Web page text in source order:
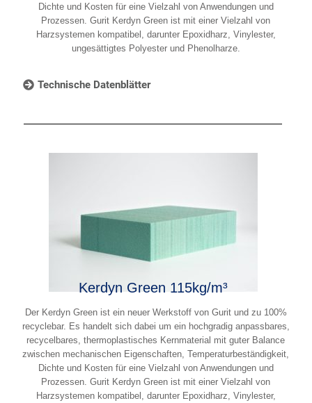
Dichte und Kosten für eine Vielzahl von Anwendungen und
Prozessen. Gurit Kerdyn Green ist mit einer Vielzahl von
Harzsystemen kompatibel, darunter Epoxidharz, Vinylester,
ungesättigtes Polyester und Phenolharze.
Technische Datenblätter
Kerdyn Green 115kg/m³
Der Kerdyn Green ist ein neuer Werkstoff von Gurit und zu 100%
recyclebar. Es handelt sich dabei um ein hochgradig anpassbares,
recycelbares, thermoplastisches Kernmaterial mit guter Balance
zwischen mechanischen Eigenschaften, Temperaturbeständigkeit,
Dichte und Kosten für eine Vielzahl von Anwendungen und
Prozessen. Gurit Kerdyn Green ist mit einer Vielzahl von
Harzsystemen kompatibel, darunter Epoxidharz, Vinylester,